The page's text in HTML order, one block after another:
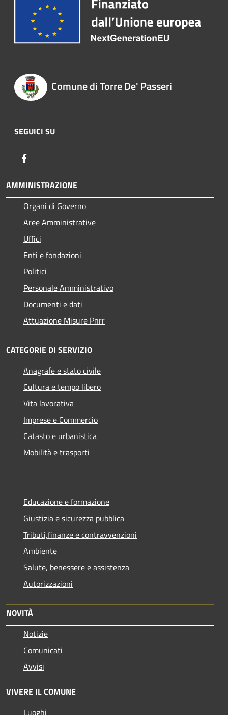
Comune di Torre De' Passeri
SEGUICI SU
AMMINISTRAZIONE
Organi di Governo
Aree Amministrative
Uffici
Enti e fondazioni
Politici
Personale Amministrativo
Documenti e dati
Attuazione Misure Pnrr
CATEGORIE DI SERVIZIO
Anagrafe e stato civile
Cultura e tempo libero
Vita lavorativa
Imprese e Commercio
Catasto e urbanistica
Mobilità e trasporti
Educazione e formazione
Giustizia e sicurezza pubblica
Tributi,finanze e contravvenzioni
Ambiente
Salute, benessere e assistenza
Autorizzazioni
NOVITÀ
Notizie
Comunicati
Avvisi
VIVERE IL COMUNE
Luoghi